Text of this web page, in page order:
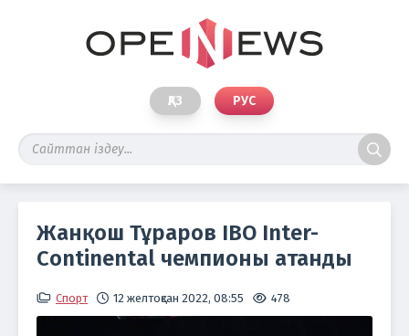
ҚАЗ РУС
Жанқош Тұраров IBO Inter-
Continental чемпионы атанды
Спорт 12 желтоқсан 2022, 08:55 478